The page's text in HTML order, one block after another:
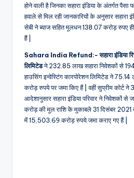
होने वाली है जिनका सहारा इंडिया के अंतर्गत
हवाले से मिल रही जानकारियों के अनुसार सहारा
सेबी ने ब्याज सहित मूलधन 138.07 करोड़ रुपए ही
हैं |
Sahara India Refund:- सहारा इंडिया
लिमिटेडने 232.85 लाख सहारा निवेशकों से
हाउसिंग इन्वेस्टिंग कारपोरेशन लिमिटेड ने
करोड़ रुपये पर जमा किए हैं | वहीं सुप्रीम कोर्ट
आदेशानुसार सहारा इंडिया परिवार ने निवेशकों
करोड़ की मूल राशि के मुकाबले 31 दिसंबर 2021
में 15,503.69 करोड़ रुपये जमा कराए गए हैं |